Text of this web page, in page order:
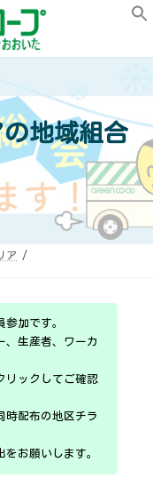
地域組合
ア
加です。
、生産者、ワーカ
リックしてご確認
時配布の地区チラ
お願いします。